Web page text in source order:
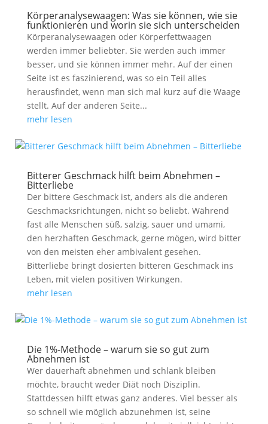
Körperanalysewaagen: Was sie können, wie sie
funktionieren und worin sie sich unterscheiden
Körperanalysewaagen oder Körperfettwaagen
werden immer beliebter. Sie werden auch immer
besser, und sie können immer mehr. Auf der einen
Seite ist es faszinierend, was so ein Teil alles
herausfindet, wenn man sich mal kurz auf die Waage
stellt. Auf der anderen Seite...
mehr lesen
Bitterer Geschmack hilft beim Abnehmen –
Bitterliebe
Der bittere Geschmack ist, anders als die anderen
Geschmacksrichtungen, nicht so beliebt. Während
fast alle Menschen süß, salzig, sauer und umami,
den herzhaften Geschmack, gerne mögen, wird bitter
von den meisten eher ambivalent gesehen.
Bitterliebe bringt dosierten bitteren Geschmack ins
Leben, mit vielen positiven Wirkungen.
mehr lesen
Die 1%-Methode – warum sie so gut zum
Abnehmen ist
Wer dauerhaft abnehmen und schlank bleiben
möchte, braucht weder Diät noch Disziplin.
Stattdessen hilft etwas ganz anderes. Viel besser als
so schnell wie möglich abzunehmen ist, seine